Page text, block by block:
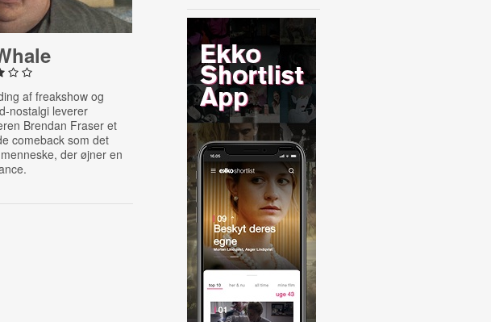
af freakshow og
nostalgi leverer
Brendan Fraser et
comeback som det
der øjner en